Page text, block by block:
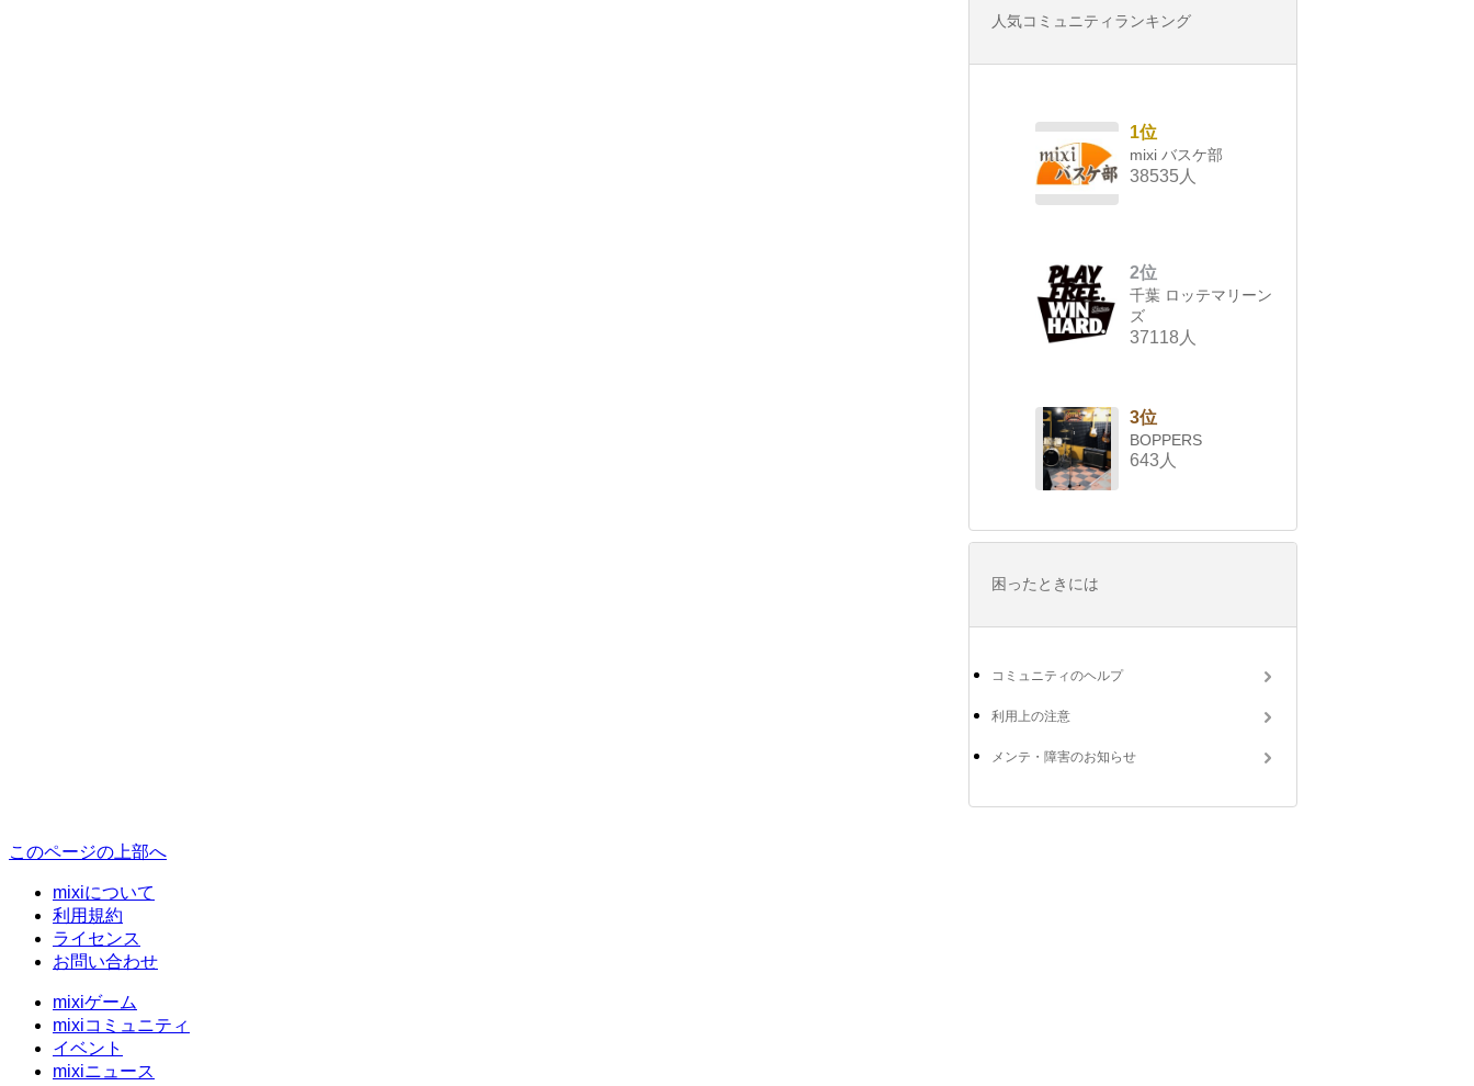
人気コミュニティランキング
1位
mixi バスケ部
38535人
2位
千葉 ロッテマリーン
ズ
37118人
3位
BOPPERS
643人
困ったときには
コミュニティのヘルプ
利用上の注意
メンテ・障害のお知らせ
このページの上部へ
mixiについて
利用規約
ライセンス
お問い合わせ
mixiゲーム
mixiコミュニティ
イベント
mixiニュース